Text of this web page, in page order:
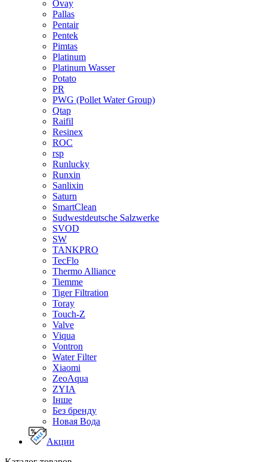
Ovay
Pallas
Pentair
Pentek
Pimtas
Platinum
Platinum Wasser
Potato
PR
PWG (Pollet Water Group)
Qtap
Raifil
Resinex
ROC
rsp
Runlucky
Runxin
Sanlixin
Saturn
SmartClean
Sudwestdeutsche Salzwerke
SVOD
SW
TANKPRO
TecFlo
Thermo Alliance
Tiemme
Tiger Filtration
Toray
Touch-Z
Valve
Viqua
Vontron
Water Filter
Xiaomi
ZeoAqua
ZYIA
Інше
Без бренду
Новая Вода
Акции